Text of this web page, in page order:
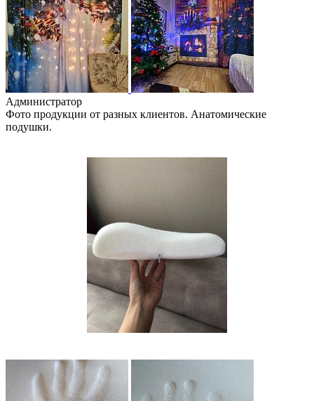
Администратор
Фото продукции от разных клиентов. Анатомические
подушки.